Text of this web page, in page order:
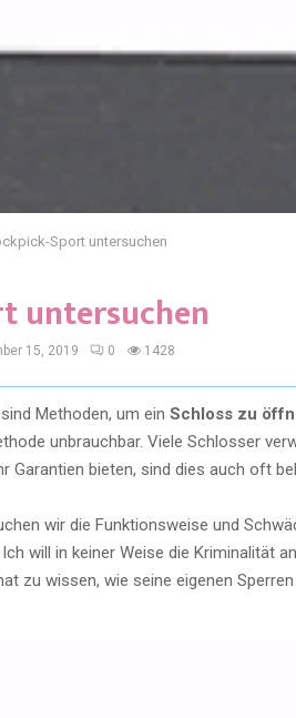
Sport untersuchen
untersuchen
15, 2019 0 1428
Methoden, um ein Schloss zu
unbrauchbar. Viele Schlosser
Garantien bieten, sind dies auch oft
wir die Funktionsweise und
will in keiner Weise die Kriminalität
zu wissen, wie seine eigenen